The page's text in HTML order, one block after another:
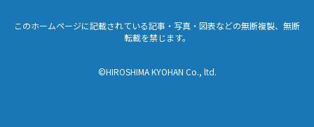
このホームページに記載されている記事・写真・図表などの無断複製、無断
転載を禁じます。
©HIROSHIMA KYOHAN Co., ltd.